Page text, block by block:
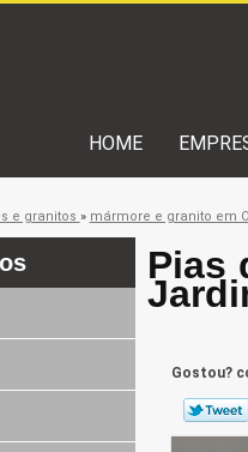
HOME
e granitos » mármore e granito em
Pias
Gostou?